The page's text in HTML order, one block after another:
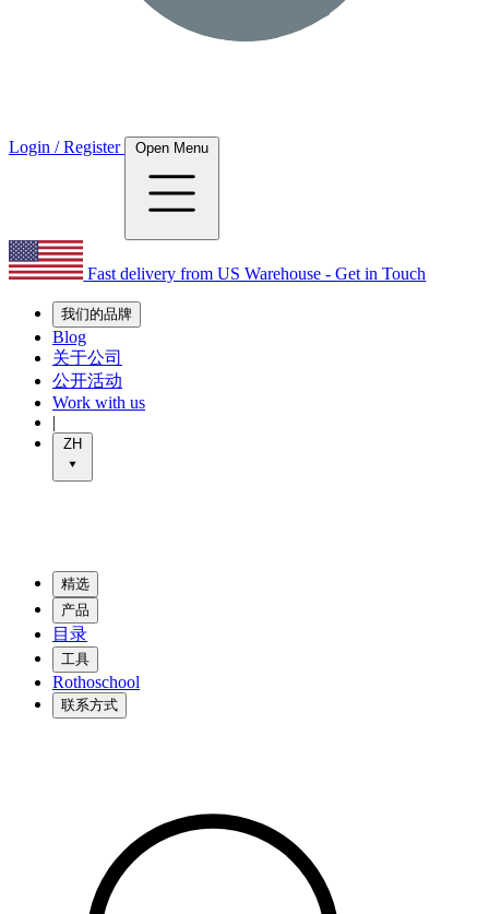
Login / Register Open Menu
Fast delivery from US Warehouse - Get in Touch
我们的品牌
Blog
关于公司
公开活动
Work with us
|
ZH
精选
产品
目录
工具
Rothoschool
联系方式